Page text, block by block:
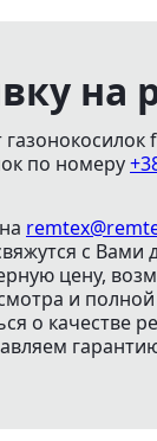
на
по номеру
на
с Вами
цену,
и полной
о качестве